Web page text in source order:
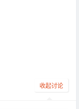
收起讨论